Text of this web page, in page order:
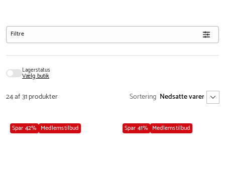
Filtre
Lagerstatus
Vælg butik
24 af 31 produkter Sortering
Spar 42% Medlemstilbud Spar 41% Medlemstilbud